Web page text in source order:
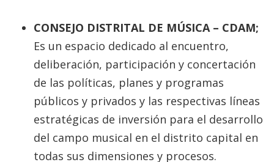
CONSEJO DISTRITAL DE MÚSICA – CDAM;
Es un espacio dedicado al encuentro,
deliberación, participación y concertación
de las políticas, planes y programas
públicos y privados y las respectivas líneas
estratégicas de inversión para el desarrollo
del campo musical en el distrito capital en
todas sus dimensiones y procesos.